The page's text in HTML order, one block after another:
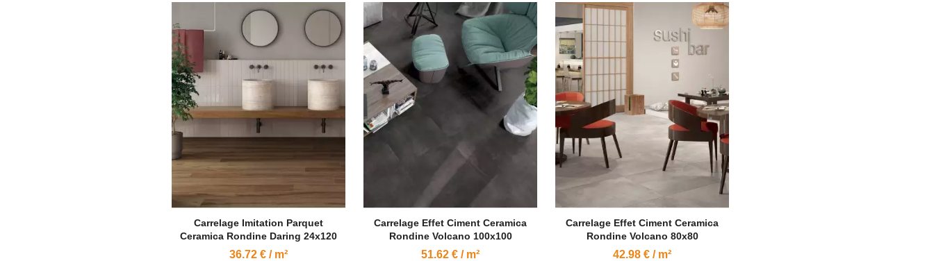
Carrelage Imitation Parquet
Ceramica Rondine Daring 24x120
36.72 € / m²
Carrelage Effet Ciment Ceramica
Rondine Volcano 100x100
51.62 € / m²
Carrelage Effet Ciment Ceramica
Rondine Volcano 80x80
42.98 € / m²